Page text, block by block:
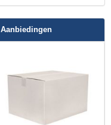
Aanbiedingen